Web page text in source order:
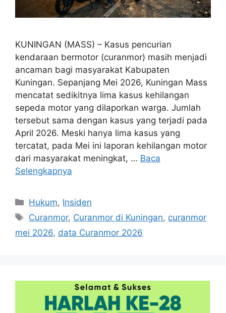
KUNINGAN (MASS) – Kasus pencurian
kendaraan bermotor (curanmor) masih menjadi
ancaman bagi masyarakat Kabupaten
Kuningan. Sepanjang Mei 2026, Kuningan Mass
mencatat sedikitnya lima kasus kehilangan
sepeda motor yang dilaporkan warga. Jumlah
tersebut sama dengan kasus yang terjadi pada
April 2026. Meski hanya lima kasus yang
tercatat, pada Mei ini laporan kehilangan motor
dari masyarakat meningkat, … Baca
Selengkapnya
Kategori
Hukum, Insiden
Tag
Curanmor, Curanmor di Kuningan, curanmor
mei 2026, data Curanmor 2026